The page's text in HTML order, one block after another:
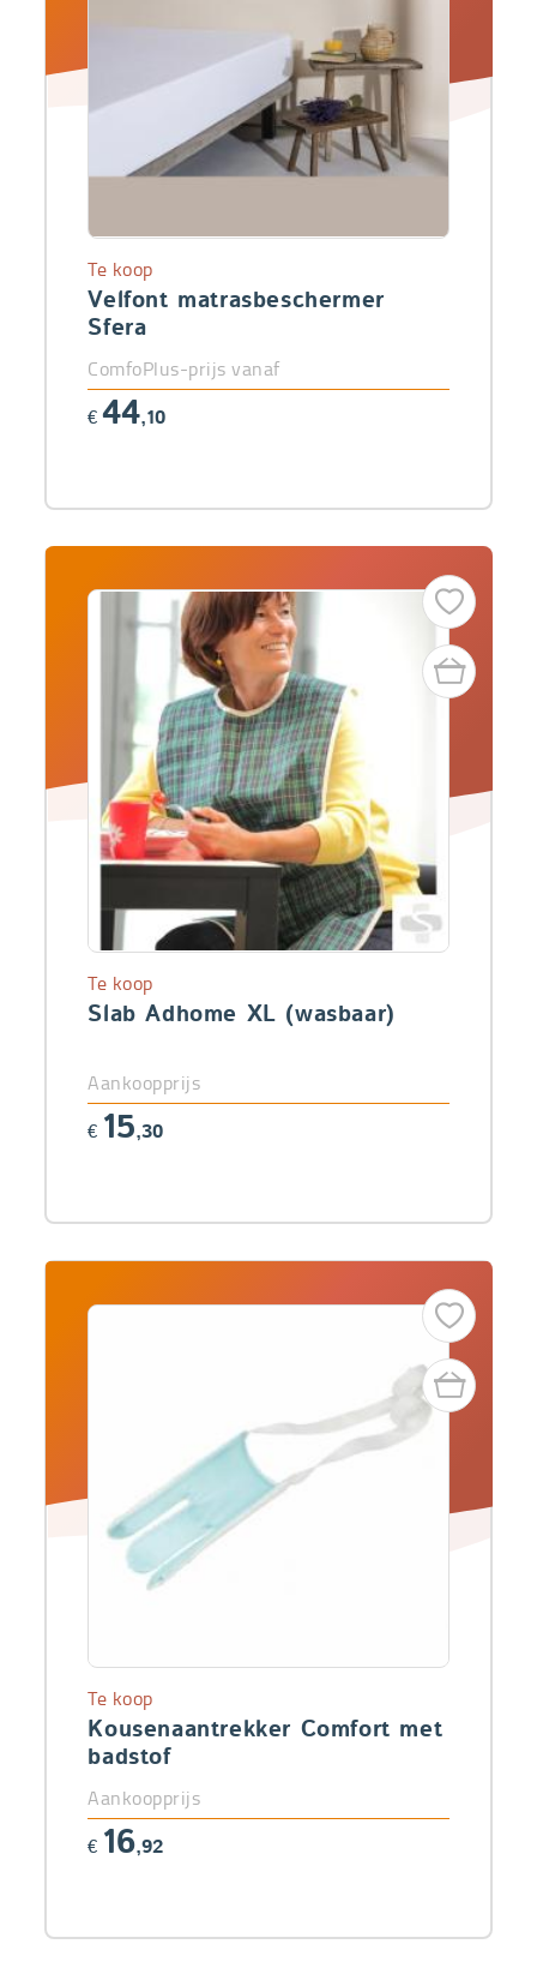
Velfont matrasbeschermer
Sfera
Te koop
ComfoPlus-prijs vanaf
€ 44,10
Slab Adhome XL (wasbaar)
Te koop
Aankoopprijs
€ 15,30
Kousenaantrekker Comfort met
badstof
Te koop
Aankoopprijs
€ 16,92